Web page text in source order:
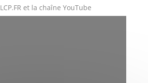
et la chaîne YouTube